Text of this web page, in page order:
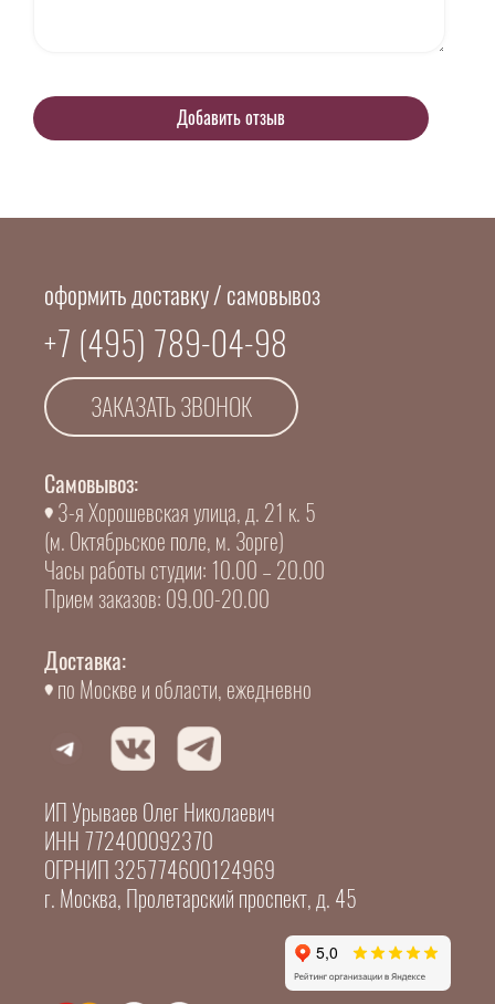
оформить доставку / самовывоз
+7 (495) 789-04-98
ЗАКАЗАТЬ ЗВОНОК
Самовывоз:
3-я Хорошевская улица, д. 21 к. 5
(м. Октябрьское поле, м. Зорге)
Часы работы студии: 10.00 – 20.00
Прием заказов: 09.00-20.00
Доставка:
по Москве и области, ежедневно
ИП Урываев Олег Николаевич
ИНН 772400092370
ОГРНИП 325774600124969
г. Москва, Пролетарский проспект, д. 45